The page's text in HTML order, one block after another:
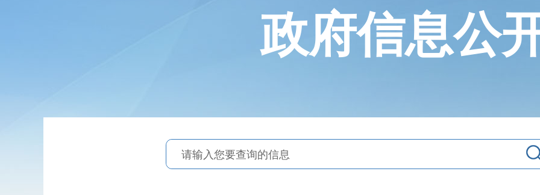
政府信息公